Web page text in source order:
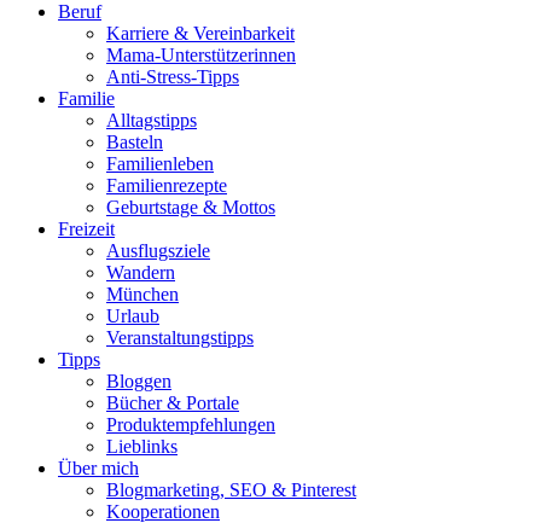
Beruf
Karriere & Vereinbarkeit
Mama-Unterstützerinnen
Anti-Stress-Tipps
Familie
Alltagstipps
Basteln
Familienleben
Familienrezepte
Geburtstage & Mottos
Freizeit
Ausflugsziele
Wandern
München
Urlaub
Veranstaltungstipps
Tipps
Bloggen
Bücher & Portale
Produktempfehlungen
Lieblinks
Über mich
Blogmarketing, SEO & Pinterest
Kooperationen